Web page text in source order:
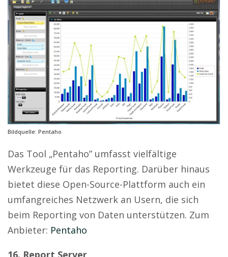
Bildquelle: Pentaho
Das Tool „Pentaho” umfasst vielfältige
Werkzeuge für das Reporting. Darüber hinaus
bietet diese Open-Source-Plattform auch ein
umfangreiches Netzwerk an Usern, die sich
beim Reporting von Daten unterstützen. Zum
Anbieter: Pentaho
16. Report Server